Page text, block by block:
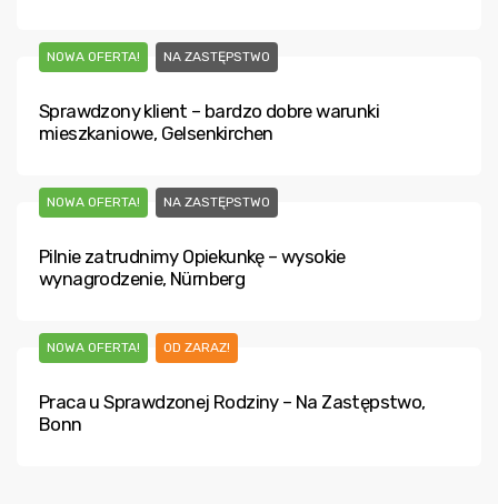
NOWA OFERTA! NA ZASTĘPSTWO
Sprawdzony klient – bardzo dobre warunki
mieszkaniowe, Gelsenkirchen
NOWA OFERTA! NA ZASTĘPSTWO
Pilnie zatrudnimy Opiekunkę – wysokie
wynagrodzenie, Nürnberg
NOWA OFERTA! OD ZARAZ!
Praca u Sprawdzonej Rodziny – Na Zastępstwo,
Bonn